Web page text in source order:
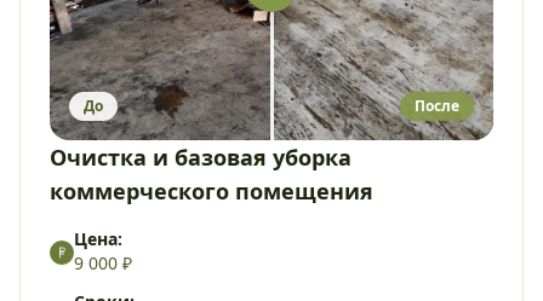
До После
Очистка и базовая уборка
коммерческого помещения
Цена:
9 000 ₽